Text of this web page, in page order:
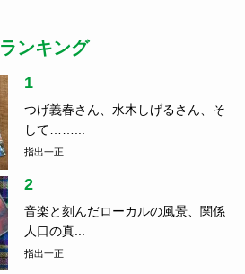
ランキング
1
つげ義春さん、水木しげるさん、そ
して……...
指出一正
2
音楽と刻んだローカルの風景、関係
人口の真...
指出一正